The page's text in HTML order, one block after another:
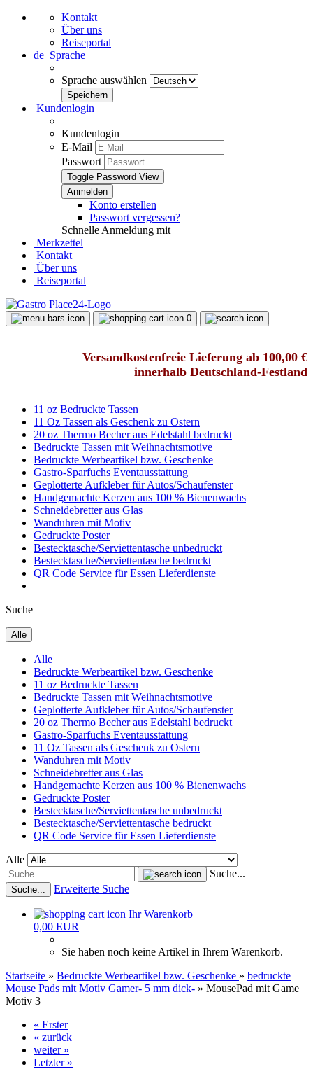
Kontakt
Über uns
Reiseportal
de Sprache
Sprache auswählen
Kundenlogin
Kundenlogin
E-Mail
Passwort
Toggle Password View
Konto erstellen
Passwort vergessen?
Schnelle Anmeldung mit
Merkzettel
Kontakt
Über uns
Reiseportal
0
Versandkostenfreie Lieferung ab 100,00 €
innerhalb Deutschland-Festland
11 oz Bedruckte Tassen
11 Oz Tassen als Geschenk zu Ostern
20 oz Thermo Becher aus Edelstahl bedruckt
Bedruckte Tassen mit Weihnachtsmotive
Bedruckte Werbeartikel bzw. Geschenke
Gastro-Sparfuchs Eventausstattung
Geplotterte Aufkleber für Autos/Schaufenster
Handgemachte Kerzen aus 100 % Bienenwachs
Schneidebretter aus Glas
Wanduhren mit Motiv
Gedruckte Poster
Bestecktasche/Serviettentasche unbedruckt
Bestecktasche/Serviettentasche bedruckt
QR Code Service für Essen Lieferdienste
Suche
Alle
Alle
Bedruckte Werbeartikel bzw. Geschenke
11 oz Bedruckte Tassen
Bedruckte Tassen mit Weihnachtsmotive
Geplotterte Aufkleber für Autos/Schaufenster
20 oz Thermo Becher aus Edelstahl bedruckt
Gastro-Sparfuchs Eventausstattung
11 Oz Tassen als Geschenk zu Ostern
Wanduhren mit Motiv
Schneidebretter aus Glas
Handgemachte Kerzen aus 100 % Bienenwachs
Gedruckte Poster
Bestecktasche/Serviettentasche unbedruckt
Bestecktasche/Serviettentasche bedruckt
QR Code Service für Essen Lieferdienste
Alle
Suche...
Suche... Erweiterte Suche
Ihr Warenkorb
0,00 EUR
Sie haben noch keine Artikel in Ihrem Warenkorb.
Startseite » Bedruckte Werbeartikel bzw. Geschenke » bedruckte
Mouse Pads mit Motiv Gamer- 5 mm dick- » MousePad mit Game
Motiv 3
« Erster
« zurück
weiter »
Letzter »